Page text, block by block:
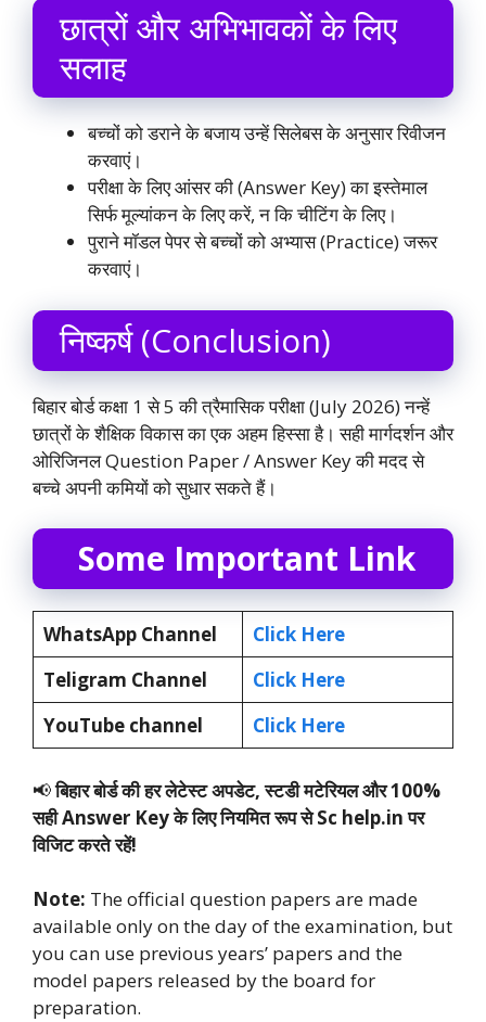
छात्रों और अभिभावकों के लिए
सलाह
बच्चों को डराने के बजाय उन्हें सिलेबस के अनुसार रिवीजन
करवाएं।
परीक्षा के लिए आंसर की (Answer Key) का इस्तेमाल
सिर्फ मूल्यांकन के लिए करें, न कि चीटिंग के लिए।
पुराने मॉडल पेपर से बच्चों को अभ्यास (Practice) जरूर
करवाएं।
निष्कर्ष (Conclusion)
बिहार बोर्ड कक्षा 1 से 5 की त्रैमासिक परीक्षा (July 2026) नन्हें
छात्रों के शैक्षिक विकास का एक अहम हिस्सा है। सही मार्गदर्शन और
ओरिजिनल Question Paper / Answer Key की मदद से
बच्चे अपनी कमियों को सुधार सकते हैं।
Some Important Link
WhatsApp Channel
Click Here
Teligram Channel
Click Here
YouTube channel
Click Here
📢बिहार बोर्ड की हर लेटेस्ट अपडेट, स्टडी मटेरियल और 100%
सही Answer Key के लिए नियमित रूप से Sc help.in पर
विजिट करते रहें!
Note: The official question papers are made
available only on the day of the examination, but
you can use previous years’ papers and the
model papers released by the board for
preparation.